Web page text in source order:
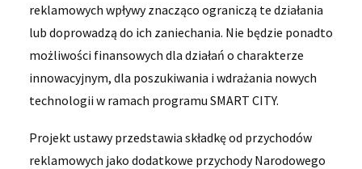
reklamowych wpływy znacząco ograniczą te działania
lub doprowadzą do ich zaniechania. Nie będzie ponadto
możliwości finansowych dla działań o charakterze
innowacyjnym, dla poszukiwania i wdrażania nowych
technologii w ramach programu SMART CITY.
Projekt ustawy przedstawia składkę od przychodów
reklamowych jako dodatkowe przychody Narodowego